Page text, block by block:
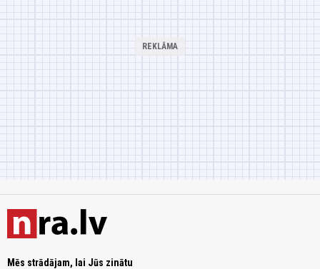
Mēs strādājam, lai Jūs zinātu